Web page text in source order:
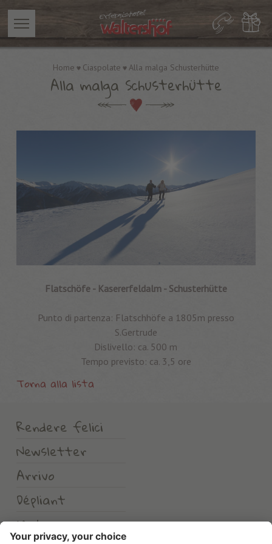
Home Ciaspolate Alla malga Schusterhütte
Alla malga Schusterhütte
Flatschöfe - Kasererfeldalm - Schusterhütte
Punto di partenza: Flatschhöfe a 1805m presso
S.Gertrude
Dislivello: ca. 500 m
Tempo previsto: ca. 3,5 ore
Torna alla lista
Rendere felici
Newsletter
Arrivo
Dépliant
Meteo